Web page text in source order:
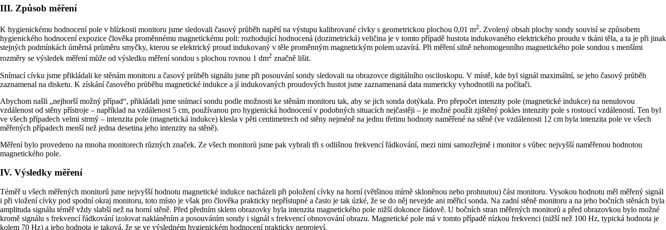
III. Způsob měření
K hygienickému hodnocení pole v blízkosti monitoru jsme sledovali časový průběh napětí na výstupu kalibrované cívky s geometrickou plochou 0,01 m2. Zvolený obsah plochy sondy souvisí se způsobem
hygienického hodnocení expozice člověka proměnnému magnetickému poli: rozhodující hodnocená (dozimetrická) veličina je v tomto případě hustota indukovaného elektrického proudu v tkáni těla, a ta je při jinak
stejných podmínkách úměrná průměru smyčky, kterou se elektrický proud indukovaný v těle proměnným magnetickým polem uzavírá. Při měření silně nehomogenního magnetického pole sondou s menšími
rozměry se výsledek měření může od výsledku měření sondou s plochou rovnou 1 dm2 značně lišit.
Snímací cívku jsme přikládali ke stěnám monitoru a časový průběh signálu jsme při posouvání sondy sledovali na obrazovce digitálního osciloskopu. V místě, kde byl signál maximální, se jeho časový průběh
zaznamenal na disketu. K získání časového průběhu magnetické indukce a jí indukovaných proudových hustot jsme zaznamenaná data numericky vyhodnotili na počítači.
Abychom našli „nejhorší možný případ“, přikládali jsme snímací sondu podle možnosti ke stěnám monitoru tak, aby se jich sonda dotýkala. Pro přepočet intenzity pole (magnetické indukce) na nenulovou
vzdálenost od stěny přístroje – například na vzdálenost 5 cm, používanou pro hygienická hodnocení v podobných situacích nejčastěji – je možné použít zjištěný pokles intenzity pole s rostoucí vzdáleností. Ten byl
ve všech případech velmi strmý – intenzita pole (magnetická indukce) klesla v pěti centimetrech od stěny nejméně na jednu třetinu hodnoty naměřené na stěně (ve vzdálenosti 12 cm byla intenzita pole ve všech
měřených případech menší než jedna desetina jeho intenzity na stěně).
Měření bylo provedeno na mnoha monitorech různých značek. Ze všech monitorů jsme pak vybrali tři s odlišnou frekvencí řádkování, mezi nimi samozřejmě i monitor s vůbec nejvyšší naměřenou hodnotou
magnetického pole.
IV. Výsledky měření
Téměř u všech měřených monitorů jsme nejvyšší hodnotu magnetické indukce nacházeli při položení cívky na horní (většinou mírně skloněnou nebo prohnutou) část monitoru. Vysokou hodnotu měl měřený signál
i při vložení cívky pod spodní okraj monitoru, toto místo je však pro člověka prakticky nepřístupné a často je tak úzké, že se do něj nevejde ani měřicí sonda. Na zadní stěně monitoru a na jeho bočních stěnách byla
amplituda signálu téměř vždy slabší než na horní stěně. Před předním sklem obrazovky byla intenzita magnetického pole nižší dokonce řádově. U bočních stran měřených monitorů a před obrazovkou bylo možné
kromě signálu s frekvencí řádkování izolovat nakláněním a posouváním sondy i signál s frekvencí obnovování obrazu. Magnetické pole má v tomto případě nízkou frekvenci (nižší než 100 Hz, typická hodnota je
kolem 70 Hz) a jeho hodnota je taková, že se ve výsledném hygienickém hodnocení prakticky neprojeví.